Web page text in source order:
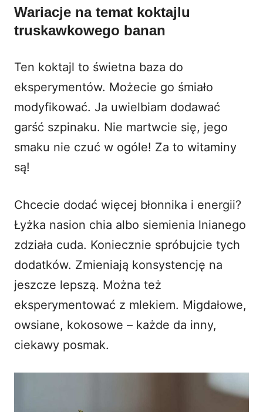
Wariacje na temat koktajlu
truskawkowego banan
Ten koktajl to świetna baza do
eksperymentów. Możecie go śmiało
modyfikować. Ja uwielbiam dodawać
garść szpinaku. Nie martwcie się, jego
smaku nie czuć w ogóle! Za to witaminy
są!
Chcecie dodać więcej błonnika i energii?
Łyżka nasion chia albo siemienia lnianego
zdziała cuda. Koniecznie spróbujcie tych
dodatków. Zmieniają konsystencję na
jeszcze lepszą. Można też
eksperymentować z mlekiem. Migdałowe,
owsiane, kokosowe – każde da inny,
ciekawy posmak.